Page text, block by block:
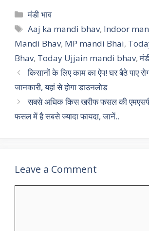
at
s
A
p
p
e
gr
a
m
b
o
o
k
er l e
Categories
मंडी भाव
Tags
Aaj ka mandi bhav, Indoor
Mandi Bhav, MP mandi Bhai,
Bhav, Today Ujjain mandi bhav,
किसानों के लिए काम का ऐप! घर बैठे पाए
जानकारी, यहां से होगा डाउनलोड
सबसे अधिक किस खरीफ फसल की एमएसपी
फसल में है सबसे ज्यादा फायदा, जानें..
Leave a Comment